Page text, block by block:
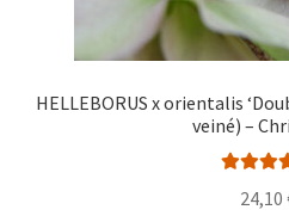
HELLEBORUS x orientalis
veiné) –
24,10